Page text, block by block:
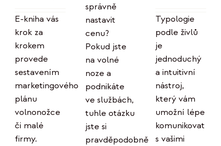
5.00z 5
E-kniha vás
krok za
krokem
provede
sestavením
marketingového
plánu
volnonožce
či malé
firmy.
správně
nastavit
cenu?
Pokud jste
na volné
noze a
podnikáte
ve službách,
tuhle otázku
jste si
pravděpodobně
5.00 z 5
Typologie
podle živlů
je
jednoduchý
a intuitivní
nástroj,
který vám
umožní lépe
komunikovat
s vašimi